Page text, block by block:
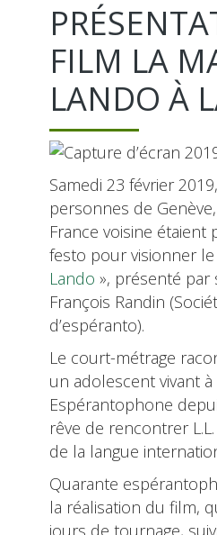
FILM LA
LANDO À
Samedi 23 février
personnes de
France voisine étaient
festo pour visionner
Lando », présenté par
François Randin
d’espéranto).
Le court-métrage
un adolescent vivant à
Espérantophone
rêve de rencontrer
de la langue
Quarante
la réalisation du film,
jours de tournage,